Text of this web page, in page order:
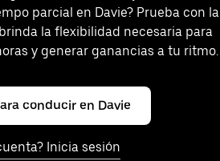
parcial en Davie? Prueba con
la flexibilidad necesaria para
y generar ganancias a tu ritmo.
conducir en Davie
Inicia sesión